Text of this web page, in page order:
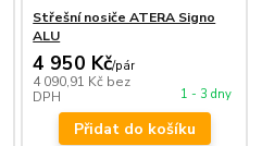
Střešní nosiče ATERA Signo
ALU
4 950 Kč/pár
4 090,91 Kč bez
DPH
1 - 3 dny
Přidat do košíku